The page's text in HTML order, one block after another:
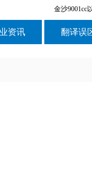
金沙9001cc
资讯 翻译误